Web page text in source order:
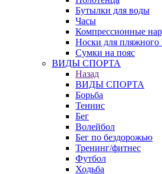
Бутылки для воды
Часы
Компрессионные
Носки для пляжного
Сумки на пояс
ВИДЫ СПОРТА
Назад
ВИДЫ СПОРТА
Борьба
Теннис
Бег
Волейбол
Бег по бездорожью
Тренинг/фитнес
Футбол
Ходьба